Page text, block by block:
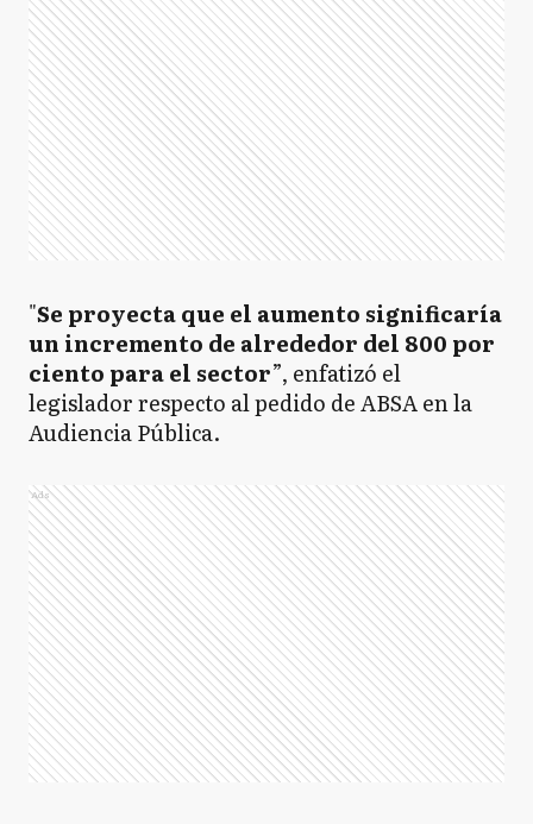
"Se proyecta que el aumento significaría
un incremento de alrededor del 800 por
ciento para el sector”, enfatizó el
legislador respecto al pedido de ABSA en la
Audiencia Pública.
Ads